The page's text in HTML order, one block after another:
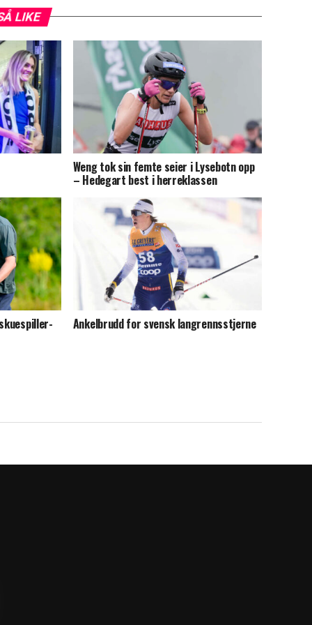
LIKE
Weng tok sin femte seier i Lysebotn opp
– Hedegart best i herreklassen
Ankelbrudd for svensk langrennsstjerne